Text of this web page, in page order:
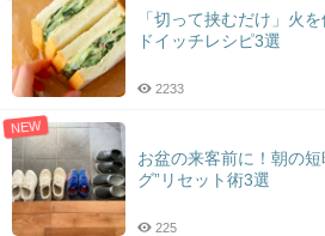
「切って挟むだけ」火
ドイッチレシピ3選
2233
NEW
お盆の来客前に！朝の
グ”リセット術3選
225